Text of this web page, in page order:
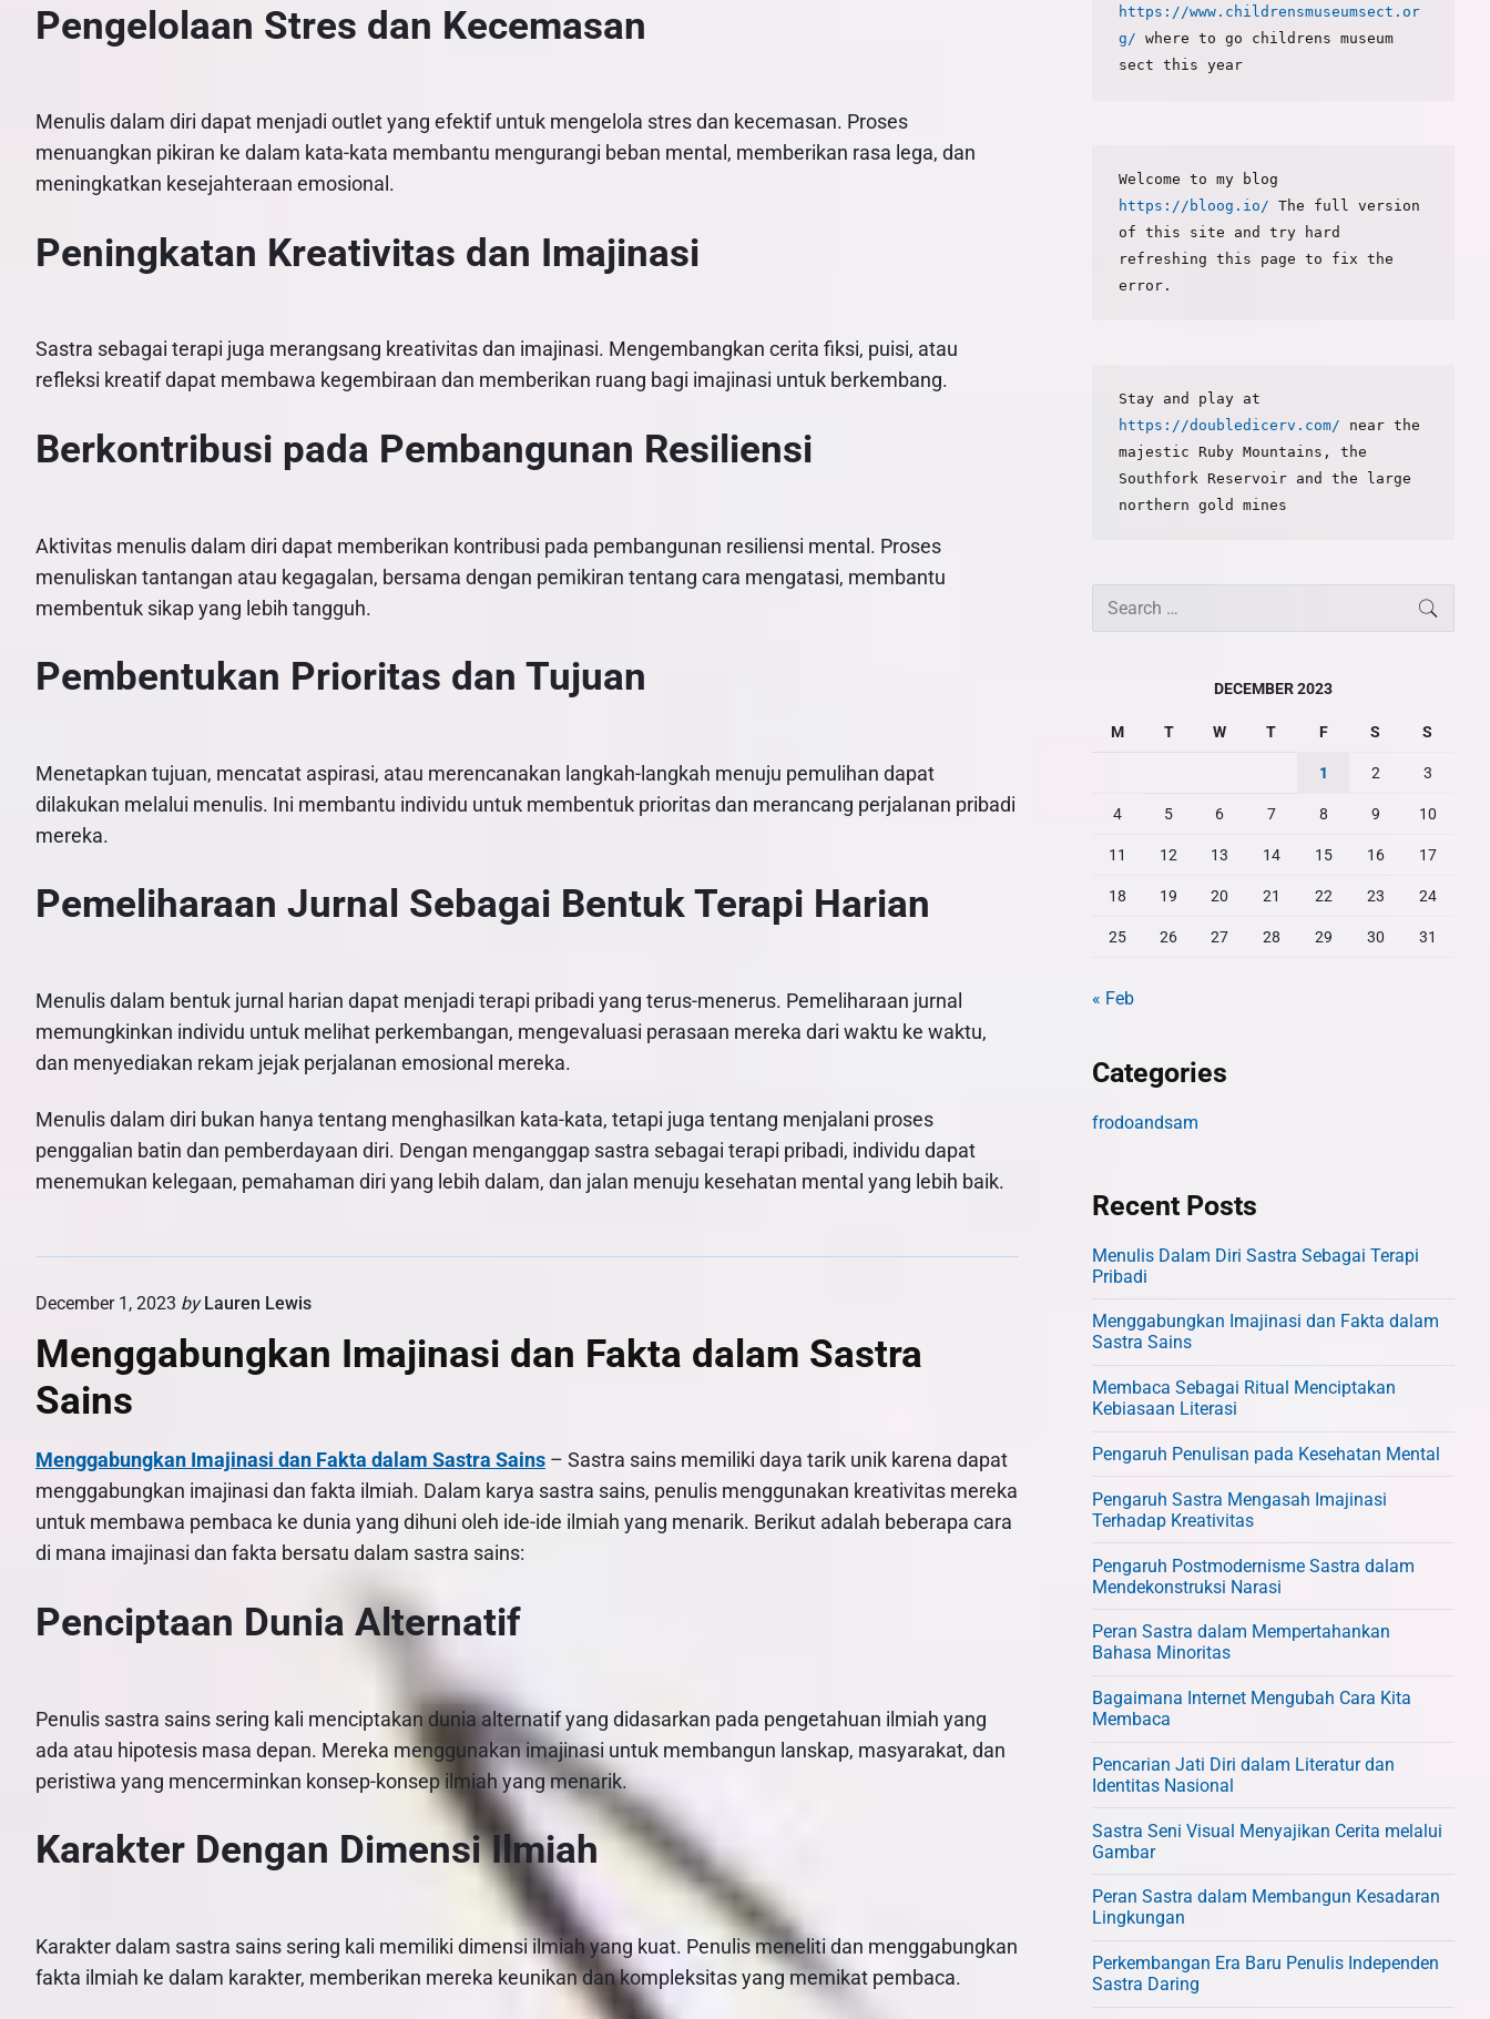
Pengelolaan Stres dan Kecemasan
Menulis dalam diri dapat menjadi outlet yang efektif untuk mengelola stres dan kecemasan. Proses
menuangkan pikiran ke dalam kata-kata membantu mengurangi beban mental, memberikan rasa lega, dan
meningkatkan kesejahteraan emosional.
Peningkatan Kreativitas dan Imajinasi
Sastra sebagai terapi juga merangsang kreativitas dan imajinasi. Mengembangkan cerita fiksi, puisi, atau
refleksi kreatif dapat membawa kegembiraan dan memberikan ruang bagi imajinasi untuk berkembang.
Berkontribusi pada Pembangunan Resiliensi
Aktivitas menulis dalam diri dapat memberikan kontribusi pada pembangunan resiliensi mental. Proses
menuliskan tantangan atau kegagalan, bersama dengan pemikiran tentang cara mengatasi, membantu
membentuk sikap yang lebih tangguh.
Pembentukan Prioritas dan Tujuan
Menetapkan tujuan, mencatat aspirasi, atau merencanakan langkah-langkah menuju pemulihan dapat
dilakukan melalui menulis. Ini membantu individu untuk membentuk prioritas dan merancang perjalanan pribadi
mereka.
Pemeliharaan Jurnal Sebagai Bentuk Terapi Harian
Menulis dalam bentuk jurnal harian dapat menjadi terapi pribadi yang terus-menerus. Pemeliharaan jurnal
memungkinkan individu untuk melihat perkembangan, mengevaluasi perasaan mereka dari waktu ke waktu,
dan menyediakan rekam jejak perjalanan emosional mereka.
Menulis dalam diri bukan hanya tentang menghasilkan kata-kata, tetapi juga tentang menjalani proses
penggalian batin dan pemberdayaan diri. Dengan menganggap sastra sebagai terapi pribadi, individu dapat
menemukan kelegaan, pemahaman diri yang lebih dalam, dan jalan menuju kesehatan mental yang lebih baik.
December 1, 2023 by Lauren Lewis
Menggabungkan Imajinasi dan Fakta dalam Sastra
Sains
Menggabungkan Imajinasi dan Fakta dalam Sastra Sains – Sastra sains memiliki daya tarik unik karena dapat
menggabungkan imajinasi dan fakta ilmiah. Dalam karya sastra sains, penulis menggunakan kreativitas mereka
untuk membawa pembaca ke dunia yang dihuni oleh ide-ide ilmiah yang menarik. Berikut adalah beberapa cara
di mana imajinasi dan fakta bersatu dalam sastra sains:
Penciptaan Dunia Alternatif
Penulis sastra sains sering kali menciptakan dunia alternatif yang didasarkan pada pengetahuan ilmiah yang
ada atau hipotesis masa depan. Mereka menggunakan imajinasi untuk membangun lanskap, masyarakat, dan
peristiwa yang mencerminkan konsep-konsep ilmiah yang menarik.
Karakter Dengan Dimensi Ilmiah
Karakter dalam sastra sains sering kali memiliki dimensi ilmiah yang kuat. Penulis meneliti dan menggabungkan
fakta ilmiah ke dalam karakter, memberikan mereka keunikan dan kompleksitas yang memikat pembaca.
https://www.childrensmuseumsect.or
g/ where to go childrens museum
sect this year
https://bloog.io/ The full version
of this site and try hard
refreshing this page to fix the
error.
https://doubledicerv.com/ near the
majestic Ruby Mountains, the
Southfork Reservoir and the large
northern gold mines
DECEMBER 2023
M T W T F S S
1 2 3
4 5 6 7 8 9 10
11 12 13 14 15 16 17
18 19 20 21 22 23 24
25 26 27 28 29 30 31
« Feb
Categories
frodoandsam
Recent Posts
Menulis Dalam Diri Sastra Sebagai Terapi
Pribadi
Menggabungkan Imajinasi dan Fakta dalam
Sastra Sains
Membaca Sebagai Ritual Menciptakan
Kebiasaan Literasi
Pengaruh Penulisan pada Kesehatan Mental
Pengaruh Sastra Mengasah Imajinasi
Terhadap Kreativitas
Pengaruh Postmodernisme Sastra dalam
Mendekonstruksi Narasi
Peran Sastra dalam Mempertahankan
Bahasa Minoritas
Bagaimana Internet Mengubah Cara Kita
Membaca
Pencarian Jati Diri dalam Literatur dan
Identitas Nasional
Sastra Seni Visual Menyajikan Cerita melalui
Gambar
Peran Sastra dalam Membangun Kesadaran
Lingkungan
Perkembangan Era Baru Penulis Independen
Sastra Daring